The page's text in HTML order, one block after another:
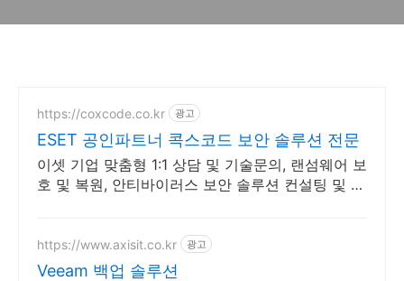
https://coxcode.co.kr 광고
ESET 공인파트너 콕스코드 보안 솔루션 전문
이셋 기업 맞춤형 1:1 상담 및 기술문의, 랜섬웨어 보
호 및 복원, 안티바이러스 보안 솔루션 컨설팅 및 가
https://www.axisit.co.kr 광고
Veeam 백업 솔루션